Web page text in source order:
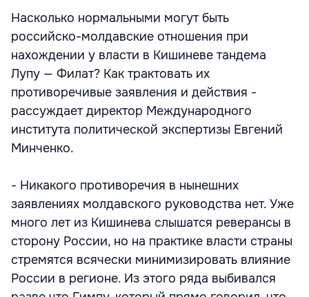
Насколько нормальными могут быть
российско-молдавские отношения при
нахождении у власти в Кишиневе тандема
Лупу — Филат? Как трактовать их
противоречивые заявления и действия -
рассуждает директор Международного
института политической экспертизы Евгений
Минченко.
- Никакого противоречия в нынешних
заявлениях молдавского руководства нет. Уже
много лет из Кишинева слышатся реверансы в
сторону России, но на практике власти страны
стремятся всячески минимизировать влияние
России в регионе. Из этого ряда выбивался